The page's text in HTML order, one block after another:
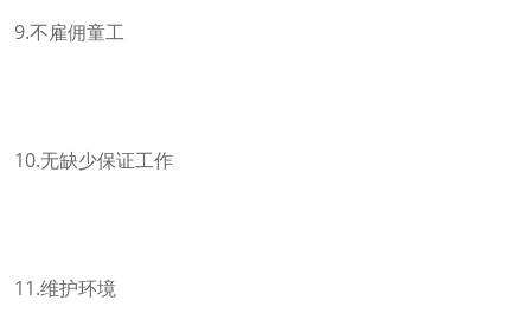
9.不雇佣童工
10.无缺少保证工作
11.维护环境